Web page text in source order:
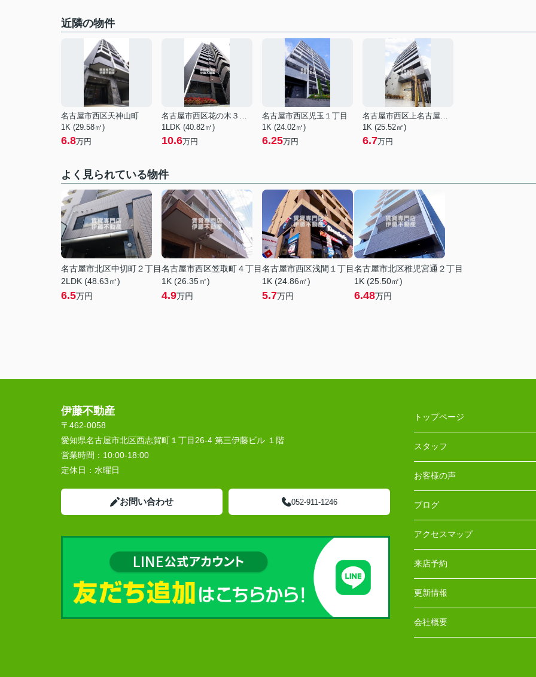
近隣の物件
名古屋市西区天神山町
1K (29.58㎡)
6.8万円
名古屋市西区花の木３丁目
1LDK (40.82㎡)
10.6万円
名古屋市西区児玉１丁目
1K (24.02㎡)
6.25万円
名古屋市西区上名古屋２丁目
1K (25.52㎡)
6.7万円
よく見られている物件
名古屋市北区中切町２丁目
2LDK (48.63㎡)
6.5万円
名古屋市西区笠取町４丁目
1K (26.35㎡)
4.9万円
名古屋市西区浅間１丁目
1K (24.86㎡)
5.7万円
名古屋市北区稚児宮通２丁目
1K (25.50㎡)
6.48万円
伊藤不動産
〒462-0058
愛知県名古屋市北区西志賀町１丁目26-4 第三伊藤ビル １階
営業時間： 10:00‐18:00
定休日： 水曜日
お問い合わせ 052-911-1246
トップページ
スタッフ
お客様の声
ブログ
アクセスマップ
来店予約
更新情報
会社概要